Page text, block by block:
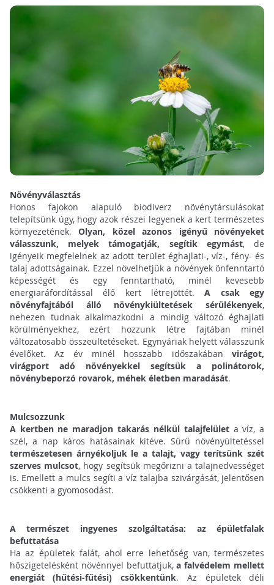
Növényválasztás
Honos fajokon alapuló biodiverz növénytársulásokat
telepítsünk úgy, hogy azok részei legyenek a kert természetes
környezetének.Olyan, közel azonos igényű növényeket
válasszunk, melyek támogatják, segítik egymást, de
igényeik megfelelnek az adott terület éghajlati-, víz-, fény- és
talaj adottságainak. Ezzel növelhetjük a növények önfenntartó
képességét és egy fenntartható, minél kevesebb
energiaráfordítással élő kert létrejöttét.A csak egy
növényfajtából álló növénykiültetések sérülékenyek,
nehezen tudnak alkalmazkodni a mindig változó éghajlati
körülményekhez, ezért hozzunk létre fajtában minél
változatosabb összeültetéseket. Egynyáriak helyett válasszunk
évelőket. Az év minél hosszabb időszakábanvirágot,
virágport adó növényekkel segítsük a polinátorok,
növénybeporzó rovarok, méhek életben maradását.
Mulcsozzunk
A kertben ne maradjon takarás nélkül talajfelületa víz, a
szél, a nap káros hatásainak kitéve. Sűrű növényültetéssel
természetesen árnyékoljuk le a talajt, vagy terítsünk szét
szerves mulcsot, hogy segítsük megőrizni a talajnedvességet
is. Emellett a mulcs segíti a víz talajba szivárgását, jelentősen
csökkenti a gyomosodást.
A természet ingyenes szolgáltatása: az épületfalak
befuttatása
Ha az épületek falát, ahol erre lehetőség van, természetes
hőszigetelésként növénnyel befuttatjuk,a falvédelem mellett
energiát (hűtési-fűtési) csökkentünk. Az épületek déli